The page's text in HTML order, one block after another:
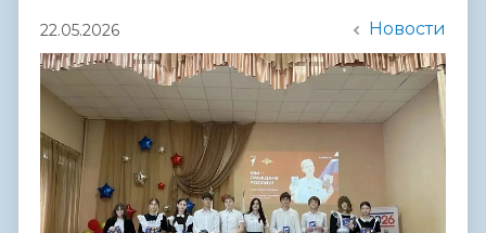
22.05.2026 Новости